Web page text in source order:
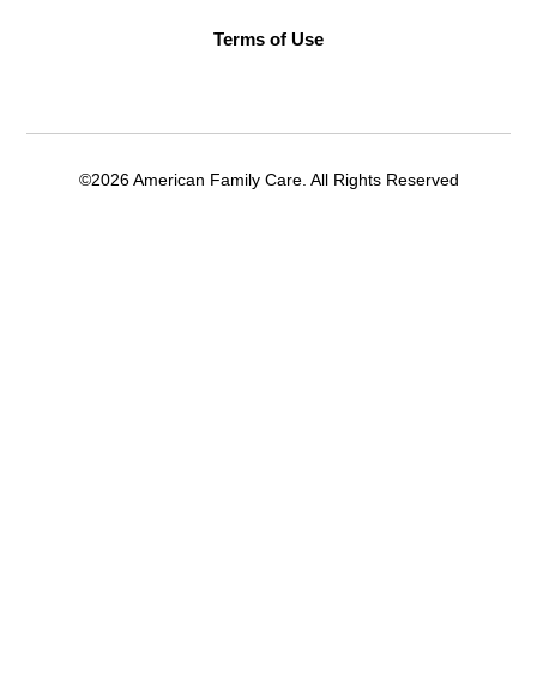
Terms of Use
©2026 American Family Care. All Rights Reserved